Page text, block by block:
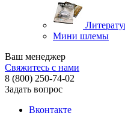
Мини шлемы
Ваш менеджер
Свяжитесь с нами
8 (800) 250-74-02
Задать вопрос
Вконтакте